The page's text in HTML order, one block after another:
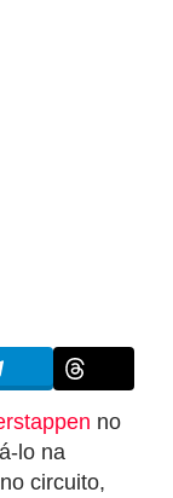
no
lo na
circuito,